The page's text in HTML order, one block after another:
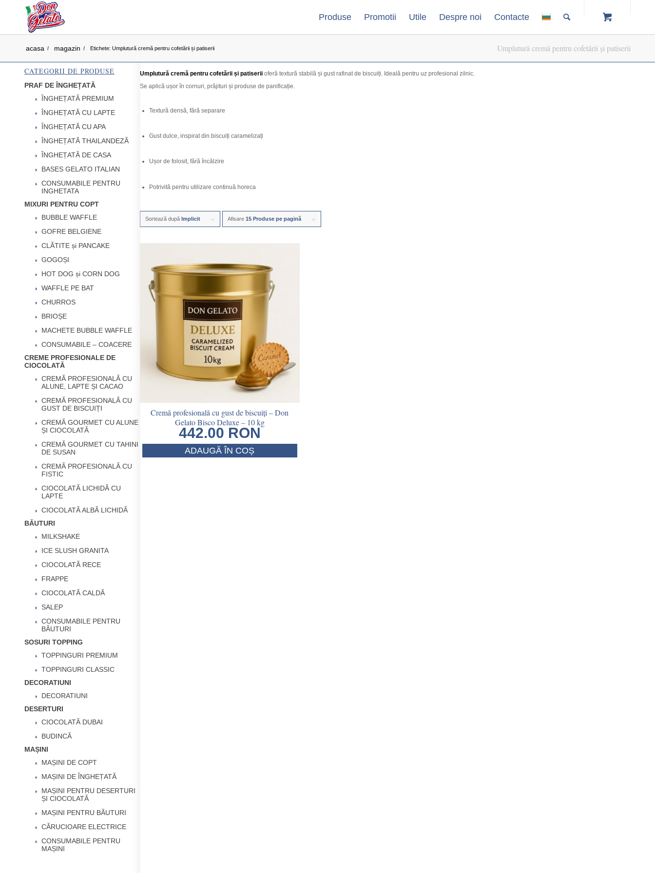
Produse Promotii Utile Despre noi Contacte
Umplutură cremă pentru cofetării și patiserii
acasa / magazin / Etichete: Umplutură cremă pentru cofetării și patiserii
Umplutură cremă pentru cofetării și patiseriioferă textură stabilă și gust rafinat de biscuiți. Ideală pentru uz profesional zilnic.
Se aplică ușor în cornuri, prăjituri și produse de panificație.
Textură densă, fără separare
Gust dulce, inspirat din biscuiți caramelizați
Ușor de folosit, fără încălzire
Potrivită pentru utilizare continuă horeca
Sortează după Implicit Afisare 15 Produse pe pagină
Cremă profesională cu gust de biscuiți – Don
Gelato Bisco Deluxe – 10 kg
442.00 RON
ADAUGĂ ÎN COȘ
CATEGORII DE PRODUSE
PRAF DE ÎNGHEȚATĂ
ÎNGHEȚATĂ PREMIUM
ÎNGHEȚATĂ CU LAPTE
ÎNGHEȚATĂ CU APA
ÎNGHEȚATĂ THAILANDEZĂ
ÎNGHEȚATĂ DE CASA
BASES GELATO ITALIAN
CONSUMABILE PENTRU
INGHETATA
MIXURI PENTRU COPT
BUBBLE WAFFLE
GOFRE BELGIENE
CLĂTITE și PANCAKE
GOGOȘI
HOT DOG și CORN DOG
WAFFLE PE BAT
CHURROS
BRIOȘE
MACHETE BUBBLE WAFFLE
CONSUMABILE – COACERE
CREME PROFESIONALE DE
CIOCOLATĂ
CREMĂ PROFESIONALĂ CU
ALUNE, LAPTE ȘI CACAO
CREMĂ PROFESIONALĂ CU
GUST DE BISCUIȚI
CREMĂ GOURMET CU ALUNE
ȘI CIOCOLATĂ
CREMĂ GOURMET CU TAHINI
DE SUSAN
CREMĂ PROFESIONALĂ CU
FISTIC
CIOCOLATĂ LICHIDĂ CU
LAPTE
CIOCOLATĂ ALBĂ LICHIDĂ
BĂUTURI
MILKSHAKE
ICE SLUSH GRANITA
CIOCOLATĂ RECE
FRAPPE
CIOCOLATĂ CALDĂ
SALEP
CONSUMABILE PENTRU
BĂUTURI
SOSURI TOPPING
TOPPINGURI PREMIUM
TOPPINGURI CLASSIC
DECORATIUNI
DECORATIUNI
DESERTURI
CIOCOLATĂ DUBAI
BUDINCĂ
MAȘINI
MAȘINI DE COPT
MAȘINI DE ÎNGHEȚATĂ
MAȘINI PENTRU DESERTURI
ȘI CIOCOLATĂ
MAȘINI PENTRU BĂUTURI
CĂRUCIOARE ELECTRICE
CONSUMABILE PENTRU
MAȘINI